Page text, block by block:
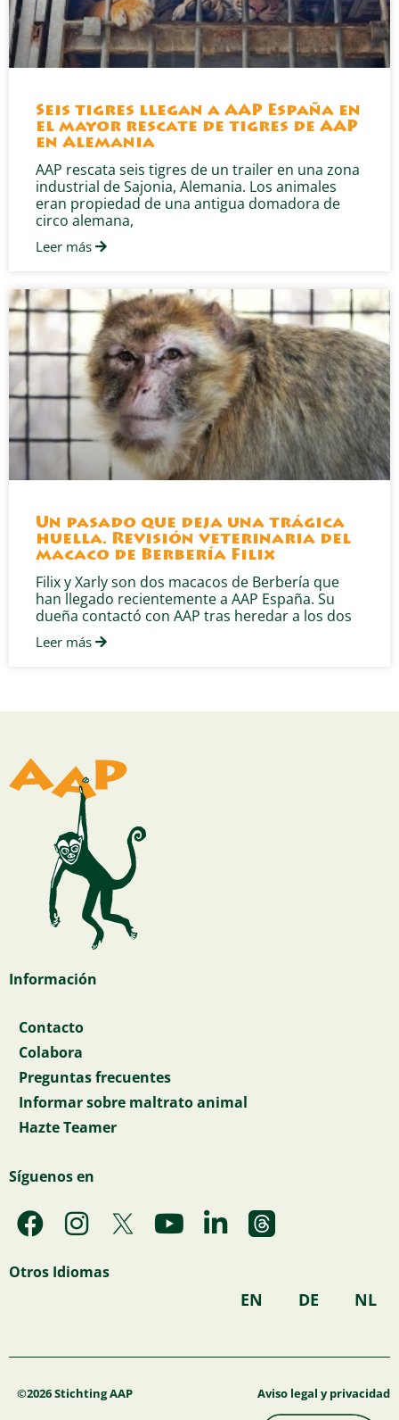
Seis tigres llegan a AAP España en
el mayor rescate de tigres de AAP
en Alemania
AAP rescata seis tigres de un trailer en una zona
industrial de Sajonia, Alemania. Los animales
eran propiedad de una antigua domadora de
circo alemana,
Leer más
Un pasado que deja una trágica
huella. Revisión veterinaria del
macaco de Berbería Filix
Filix y Xarly son dos macacos de Berbería que
han llegado recientemente a AAP España. Su
dueña contactó con AAP tras heredar a los dos
Leer más
Información
Contacto
Colabora
Preguntas frecuentes
Informar sobre maltrato animal
Hazte Teamer
Síguenos en
F
a
c
o
k
I
n
s
g
a
Y
o
b
L
i
d
Otros Idiomas
EN DE NL
©2026 Stichting AAP Aviso legal y privacidad